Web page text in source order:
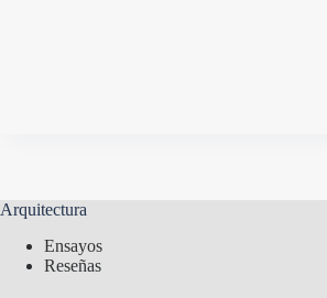
Arquitectura
Ensayos
Reseñas